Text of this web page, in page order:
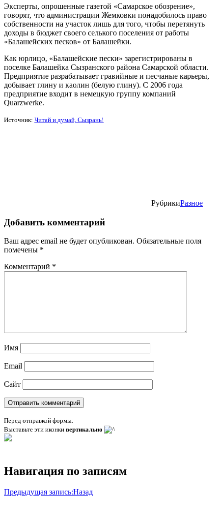
Эксперты, опрошенные газетой «Самарское обозрение»,
говорят, что администрации Жемковки понадобилось право
собственности на участок лишь для того, чтобы перетянуть
доходы в бюджет своего селького поселения от работы
«Балашейских песков» от Балашейки.
Как юрлицо, «Балашейские пески» зарегистрированы в
поселке Балашейка Сызранского района Самарской области.
Предприятие разрабатывает гравийные и песчаные карьеры,
добывает глину и каолин (белую глину). С 2006 года
предприятие входит в немецкую группу компаний
Quarzwerke.
Источник: Читай и думай, Сызрань!
РубрикиРазное
Добавить комментарий
Ваш адрес email не будет опубликован. Обязательные поля
помечены *
Комментарий *
Имя
Email
Сайт
Перед отправкой формы:
Выставьте эти иконки вертикально
Навигация по записям
Предыдущая запись:Назад